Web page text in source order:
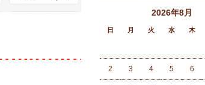
2026年8月
日 月 火 水 木
2 3 4 5 6